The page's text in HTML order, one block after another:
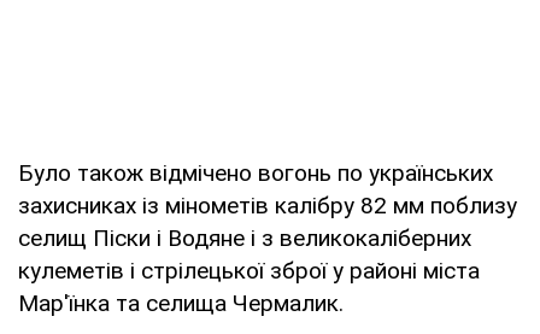
Було також відмічено вогонь по українських
захисниках із мінометів калібру 82 мм поблизу
селищ Піски і Водяне і з великокаліберних
кулеметів і стрілецької зброї у районі міста
Мар'їнка та селища Чермалик.